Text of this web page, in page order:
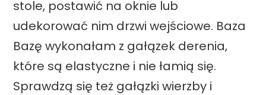
a
t
n
i
ą
stole, postawić na oknie lub
udekorować nim drzwi wejściowe. Baza
Bazę wykonałam z gałązek derenia,
które są elastyczne i nie łamią się.
Sprawdzą się też gałązki wierzby i